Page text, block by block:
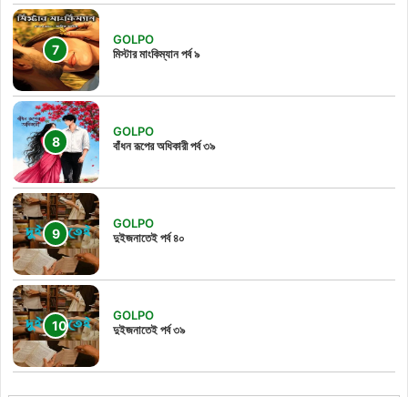
GOLPO
মিস্টার মাংকিম্যান পর্ব ৯
GOLPO
বাঁধন রূপের অধিকারী পর্ব ৩৯
GOLPO
দুইজনাতেই পর্ব ৪০
GOLPO
দুইজনাতেই পর্ব ৩৯